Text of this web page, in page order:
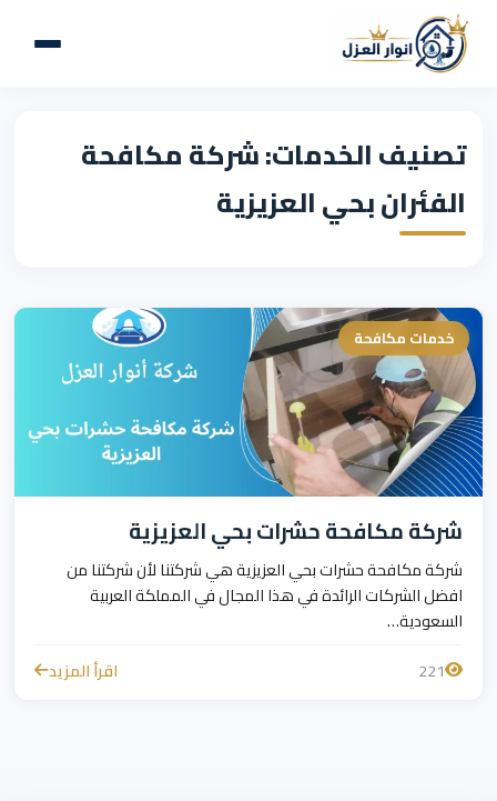
تصنيف الخدمات: شركة مكافحة
الفئران بحي العزيزية
خدمات مكافحة
شركة مكافحة حشرات بحي العزيزية
شركة مكافحة حشرات بحي العزيزية هي شركتنا لأن شركتنا من
افضل الشركات الرائدة في هذا المجال في المملكة العربية
السعودية…
221
اقرأ المزيد